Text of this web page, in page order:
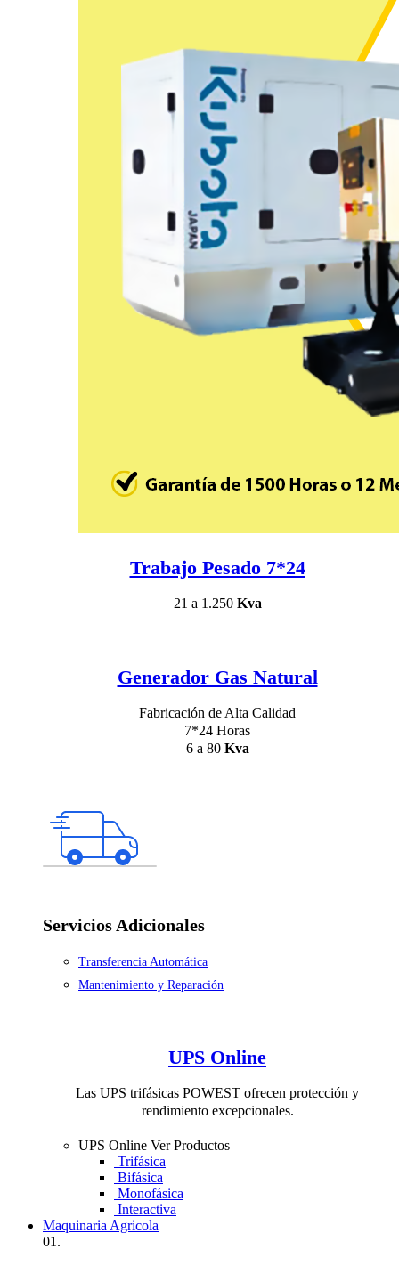
Trabajo Pesado 7*24
21 a 1.250 Kva
Generador Gas Natural
Fabricación de Alta Calidad
7*24 Horas
6 a 80 Kva
Servicios Adicionales
Transferencia Automática
Mantenimiento y Reparación
UPS Online
Las UPS trifásicas POWEST ofrecen protección y
rendimiento excepcionales.
UPS Online Ver Productos
Trifásica
Bifásica
Monofásica
Interactiva
Maquinaria Agricola
01.